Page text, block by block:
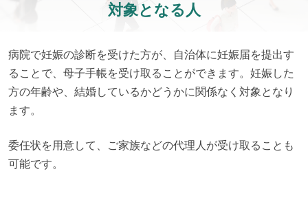
対象となる人
病院で妊娠の診断を受けた方が、自治体に妊娠届を提出す
ることで、母子手帳を受け取ることができます。妊娠した
方の年齢や、結婚しているかどうかに関係なく対象となり
ます。
委任状を用意して、ご家族などの代理人が受け取ることも
可能です。